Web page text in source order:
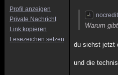
Profil anzeigen
Private Nachricht
Link kopieren
Lesezeichen setzen
Warum
du siehst jetzt
und die